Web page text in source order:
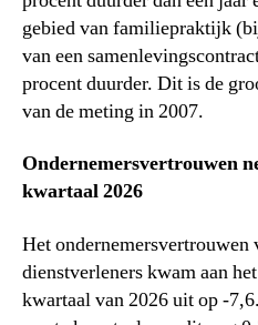
gebied van familiepraktijk
van een
procent duurder. Dit is de
van de meting in 2007.
Ondernemersvertrouwen
kwartaal 2026
Het ondernemersvertrouwen
dienstverleners kwam aan
kwartaal van 2026 uit op -